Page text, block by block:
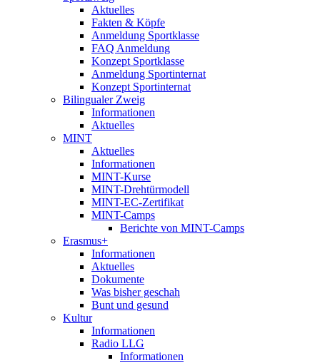
Aktuelles
Fakten & Köpfe
Anmeldung Sportklasse
FAQ Anmeldung
Konzept Sportklasse
Anmeldung Sportinternat
Konzept Sportinternat
Bilingualer Zweig
Informationen
Aktuelles
MINT
Aktuelles
Informationen
MINT-Kurse
MINT-Drehtürmodell
MINT-EC-Zertifikat
MINT-Camps
Berichte von MINT-Camps
Erasmus+
Informationen
Aktuelles
Dokumente
Was bisher geschah
Bunt und gesund
Kultur
Informationen
Radio LLG
Informationen